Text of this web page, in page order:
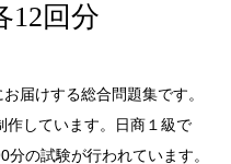
12回分
届けする総合問題集です。
作しています。日商１級で
の試験が行われています。